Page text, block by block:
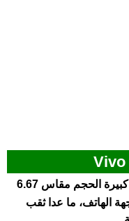
الهاتف يأتي بشاشة كبيرة الحجم مقاس 6.67
الهاتف، ما عدا ثقب